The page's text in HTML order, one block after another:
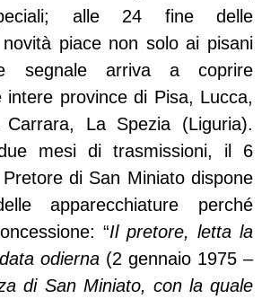
alle 24 fine delle
piace non solo ai pisani
segnale arriva a coprire
intere province di Pisa, Lucca,
Carrara, La Spezia (Liguria).
mesi di trasmissioni, il 6
di San Miniato dispone
apparecchiature perché
“Il pretore, letta la
odierna (2 gennaio 1975 –
di San Miniato, con la quale